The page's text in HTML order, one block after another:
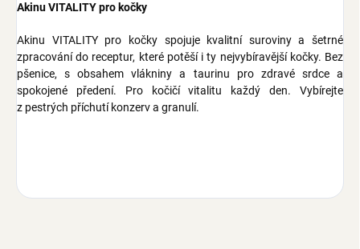
Akinu VITALITY pro kočky
Akinu VITALITY pro kočky spojuje kvalitní suroviny a šetrné
zpracování do receptur, které potěší i ty nejvybíravější kočky. Bez
pšenice, s obsahem vlákniny a taurinu pro zdravé srdce a
spokojené předení. Pro kočičí vitalitu každý den. Vybírejte
z pestrých příchutí konzerv a granulí.